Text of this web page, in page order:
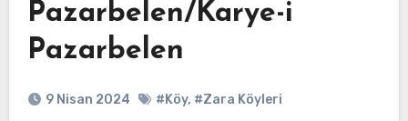
Pazarbelen/Karye-i
Pazarbelen
9 Nisan 2024 #Köy, #Zara Köyleri